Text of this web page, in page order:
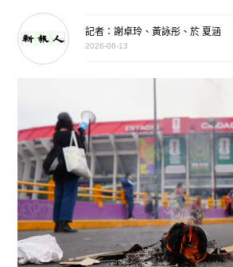
記者：謝卓玲、黃詠彤、於 夏涵
2026-06-13